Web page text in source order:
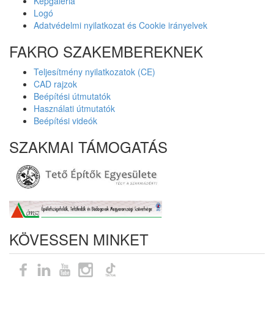
Logó
Adatvédelmi nyilatkozat és Cookie irányelvek
FAKRO SZAKEMBEREKNEK
Teljesítmény nyilatkozatok (CE)
CAD rajzok
Beépítési útmutatók
Használati útmutatók
Beépítési videók
SZAKMAI TÁMOGATÁS
KÖVESSEN MINKET